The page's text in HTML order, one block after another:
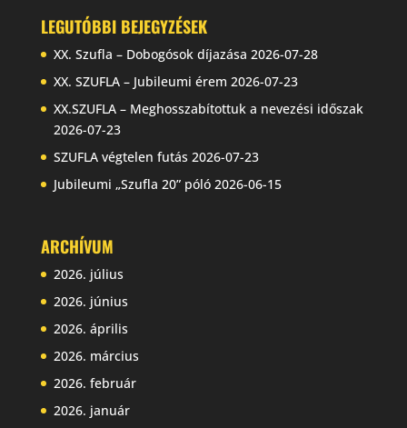
LEGUTÓBBI BEJEGYZÉSEK
XX. Szufla – Dobogósok díjazása 2026-07-28
XX. SZUFLA – Jubileumi érem 2026-07-23
XX.SZUFLA – Meghosszabítottuk a nevezési időszak
2026-07-23
SZUFLA végtelen futás 2026-07-23
Jubileumi „Szufla 20” póló 2026-06-15
ARCHÍVUM
2026. július
2026. június
2026. április
2026. március
2026. február
2026. január